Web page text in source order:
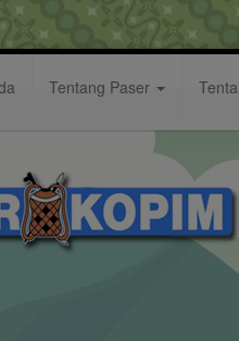
Tentang Paser